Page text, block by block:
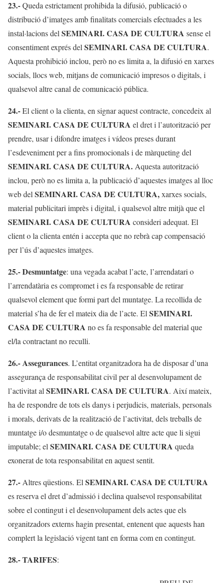
23.-Queda estrictament prohibida la difusió, publicació o
distribució d’imatges amb finalitats comercials efectuades a les
instal·lacions del SEMINARI. CASA DE CULTURA sense el
consentiment exprés del SEMINARI. CASA DE CULTURA.
Aquesta prohibició inclou, però no es limita a, la difusió en xarxes
socials, llocs web, mitjans de comunicació impresos o digitals, i
qualsevol altre canal de comunicació pública.
24.-El client o la clienta, en signar aquest contracte, concedeix al
SEMINARI. CASA DE CULTURA el dret i l’autorització per
prendre, usar i difondre imatges i vídeos preses durant
l’esdeveniment per a fins promocionals i de màrqueting del
SEMINARI. CASA DE CULTURA. Aquesta autorització
inclou, però no es limita a, la publicació d’aquestes imatges al lloc
web del SEMINARI. CASA DE CULTURA,xarxes socials,
material publicitari imprès i digital, i qualsevol altre mitjà que el
SEMINARI. CASA DE CULTURA consideri adequat. El
client o la clienta entén i accepta que no rebrà cap compensació
per l’ús d’aquestes imatges.
25.-Desmuntatge: una vegada acabat l’acte, l’arrendatari o
l’arrendatària es compromet i es fa responsable de retirar
qualsevol element que formi part del muntatge. La recollida de
material s’ha de fer el mateix dia de l’acte. El SEMINARI.
CASA DE CULTURA no es fa responsable del material que
el/la contractant no reculli.
26.-Assegurances. L’entitat organitzadora ha de disposar d’una
assegurança de responsabilitat civil per al desenvolupament de
l’activitat al SEMINARI. CASA DE CULTURA. Així mateix,
ha de respondre de tots els danys i perjudicis, materials, personals
i morals, derivats de la realització de l’activitat, dels treballs de
muntatge i/o desmuntatge o de qualsevol altre acte que li sigui
imputable; el SEMINARI. CASA DE CULTURA queda
exonerat de tota responsabilitat en aquest sentit.
27.- Altres qüestions. El SEMINARI. CASA DE CULTURA
es reserva el dret d’admissió i declina qualsevol responsabilitat
sobre el contingut i el desenvolupament dels actes que els
organitzadors externs hagin presentat, entenent que aquests han
complert la legislació vigent tant en forma com en contingut.
28.- TARIFES: